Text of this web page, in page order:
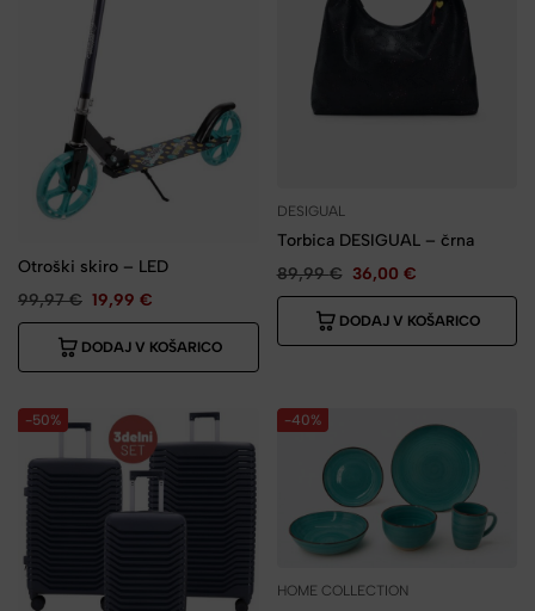
Otroški skiro – LED
99,97€ 19,99 €
DODAJ V KOŠARICO
DESIGUAL
Torbica DESIGUAL – črna
89,99€ 36,00 €
DODAJ V KOŠARICO
-50% -40%
HOME COLLECTION